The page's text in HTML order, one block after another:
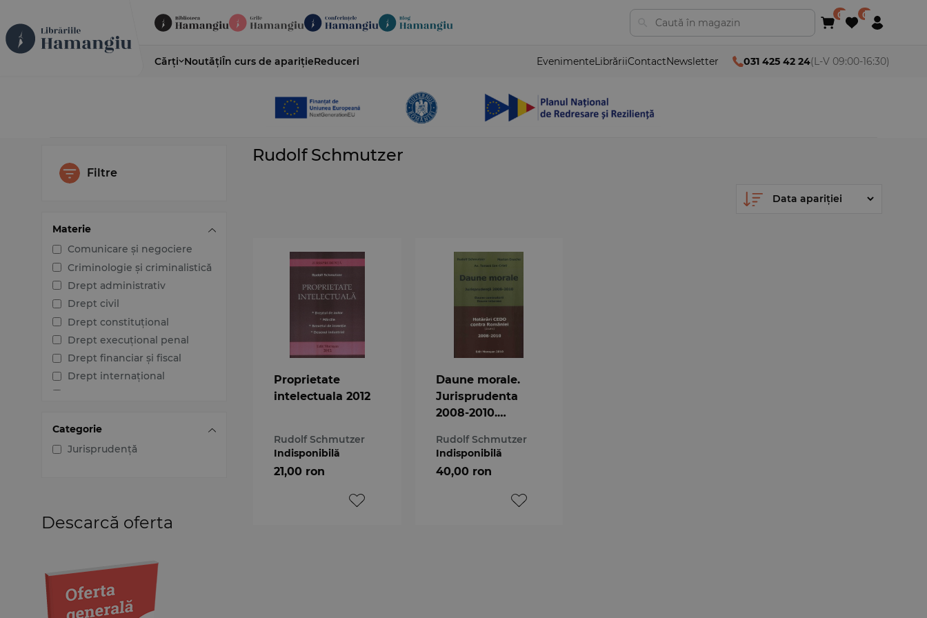
Cărți NoutățiÎn curs de aparițieReduceri EvenimenteLibrăriiContactNewsletter 031 425 42 24(L-V 09:00-16:30)
Filtre
Materie
Comunicare și negociere
Criminologie și criminalistică
Drept administrativ
Drept civil
Drept constituțional
Drept execuțional penal
Drept financiar și fiscal
Drept internațional
Drept procesual penal
Dreptul afacerilor
sociale
intelectuale
Dreptul Uniunii Europene
Jurisprudența instanțelor
Categorie
Jurisprudență
Descarcă oferta
Rudolf Schmutzer
Proprietate
intelectuala 2012
Rudolf Schmutzer
Indisponibilă
21,00 ron
Daune morale.
Jurisprudenta
2008-2010.
contra Romaniei
Rudolf Schmutzer
Indisponibilă
40,00 ron